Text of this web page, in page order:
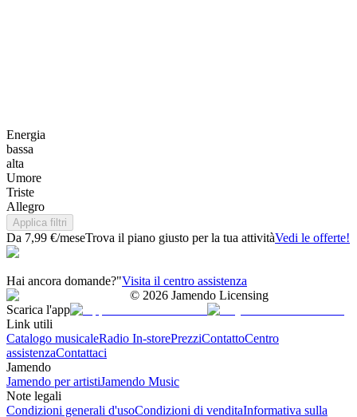
Energia
bassa
alta
Umore
Triste
Allegro
Applica filtri
Da 7,99 €/meseTrova il piano giusto per la tua attivitàVedi le offerte!
Hai ancora domande?"Visita il centro assistenza
© 2026 Jamendo Licensing
Scarica l'app
Link utili
Catalogo musicaleRadio In-storePrezziContattoCentro
assistenzaContattaci
Jamendo
Jamendo per artistiJamendo Music
Note legali
Condizioni generali d'usoCondizioni di venditaInformativa sulla